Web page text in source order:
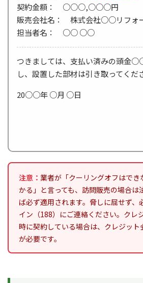
契約金額： ○○○,○○○円
販売会社名： 株式会社○○リフォ
担当者名： ○○ ○○
つきましては、支払い済みの頭金
し、設置した部材は引き取ってくだ
20○○年 ○月 ○日
注意： 業者が「クーリングオフはでき
かる」と言っても、訪問販売の場合は
ば必ず適用されます。脅しに屈せず、
イン（188）にご連絡ください。クレ
時に契約している場合は、クレジット
が必要です。